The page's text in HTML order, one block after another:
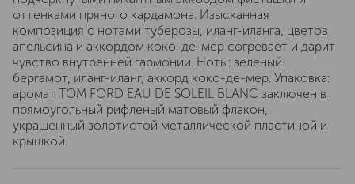
оттенками пряного кардамона. Изысканная
композиция с нотами туберозы, иланг-иланга, цветов
апельсина и аккордом коко-де-мер согревает и дарит
чувство внутренней гармонии. Ноты: зеленый
бергамот, иланг-иланг, аккорд коко-де-мер. Упаковка:
аромат TOM FORD EAU DE SOLEIL BLANC заключен в
прямоугольный рифленый матовый флакон,
украшенный золотистой металлической пластиной и
крышкой.